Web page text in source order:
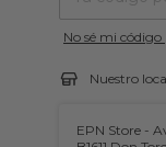
No sé mi código
Nuestro
EPN Store -